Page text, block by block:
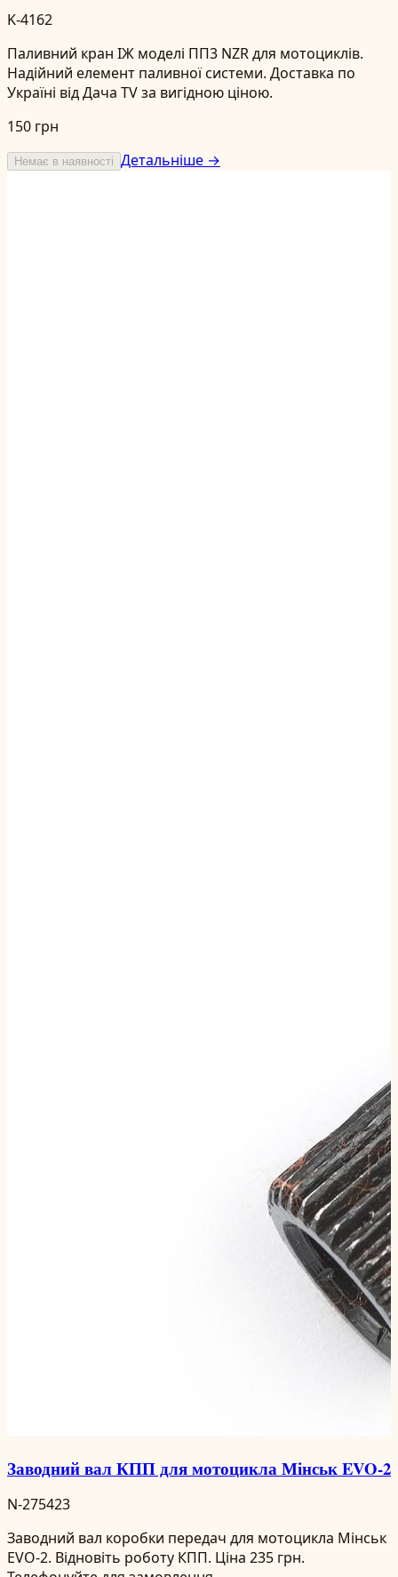
K-4162
Паливний кран ІЖ моделі ПП3 NZR для мотоциклів.
Надійний елемент паливної системи. Доставка по
Україні від Дача TV за вигідною ціною.
150 грн
Немає в наявності Детальніше →
Заводний вал КПП для мотоцикла Мінськ EVO-2
N-275423
Заводний вал коробки передач для мотоцикла Мінськ
EVO-2. Відновіть роботу КПП. Ціна 235 грн.